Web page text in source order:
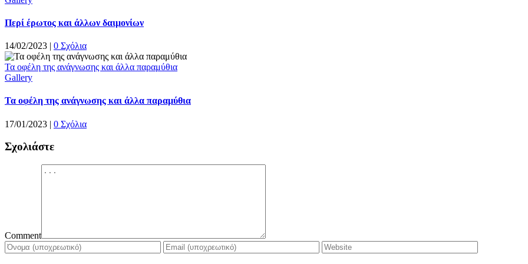
Περί έρωτος και άλλων δαιμονίων
14/02/2023 | 0 Σχόλια
Τα οφέλη της ανάγνωσης και άλλα παραμύθια
Gallery
Τα οφέλη της ανάγνωσης και άλλα παραμύθια
17/01/2023 | 0 Σχόλια
Σχoλιάστε
Comment